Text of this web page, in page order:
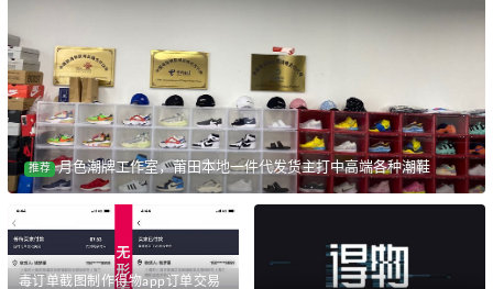
推荐 月色潮牌工作室，莆田本地一件代发货主打中高端各种潮鞋
毒订单截图制作得物app订单交易